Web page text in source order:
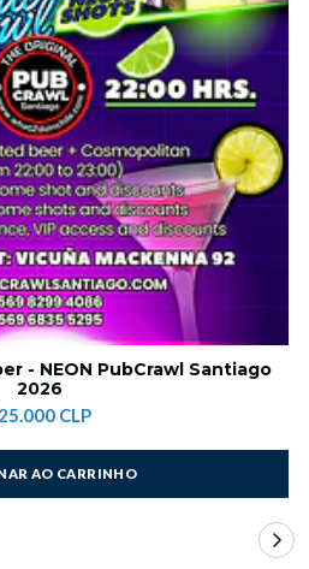
- NEON PubCrawl Santiago
2026
CLP
AO CARRINHO